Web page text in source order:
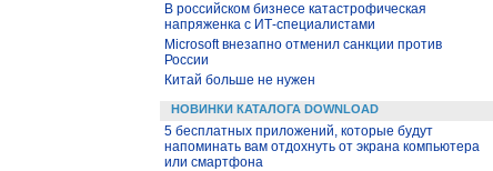
В российском бизнесе катастрофическая
напряженка с ИТ-специалистами
Microsoft внезапно отменил санкции против
России
Китай больше не нужен
НОВИНКИ КАТАЛОГА DOWNLOAD
5 бесплатных приложений, которые будут
напоминать вам отдохнуть от экрана компьютера
или смартфона